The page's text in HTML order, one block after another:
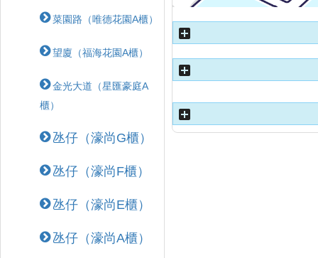
菜園路（唯德花園A櫃）
望廈（福海花園A櫃）
金光大道（星匯豪庭A
櫃）
氹仔（濠尚G櫃）
氹仔（濠尚F櫃）
氹仔（濠尚E櫃）
氹仔（濠尚A櫃）